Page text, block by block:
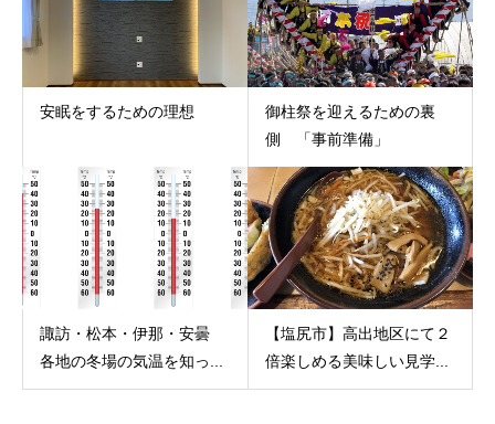
安眠をするための理想
御柱祭を迎えるための裏
側 「事前準備」
諏訪・松本・伊那・安曇
各地の冬場の気温を知っ...
【塩尻市】高出地区にて２
倍楽しめる美味しい見学...